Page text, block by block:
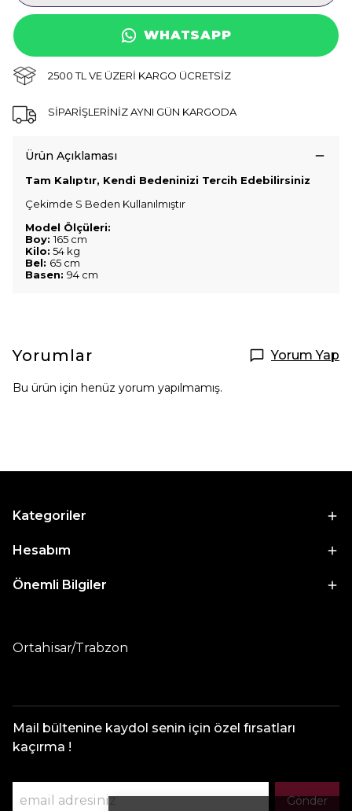
WHATSAPP
2500 TL VE ÜZERİ KARGO ÜCRETSİZ
SİPARİŞLERİNİZ AYNI GÜN KARGODA
Ürün Açıklaması
Tam Kalıptır, Kendi Bedeninizi Tercih Edebilirsiniz
Çekimde S Beden Kullanılmıştır
Model Ölçüleri:
Boy:165 cm
Kilo: 54 kg
Bel: 65 cm
Basen: 94 cm
Yorumlar Yorum Yap
Bu ürün için henüz yorum yapılmamış.
Kategoriler
Hesabım
Önemli Bilgiler
Ortahisar/Trabzon
Mail bültenine kaydol senin için özel fırsatları
kaçırma !
Gönder